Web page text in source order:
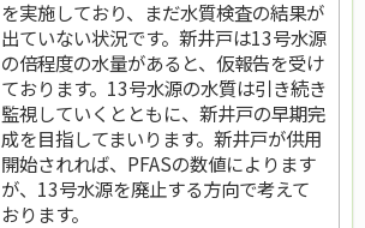
を実施しており、まだ水質検査の結果が
出ていない状況です。新井戸は13号水源
の倍程度の水量があると、仮報告を受け
ております。13号水源の水質は引き続き
監視していくとともに、新井戸の早期完
成を目指してまいります。新井戸が供用
開始されれば、PFASの数値によります
が、13号水源を廃止する方向で考えて
おります。